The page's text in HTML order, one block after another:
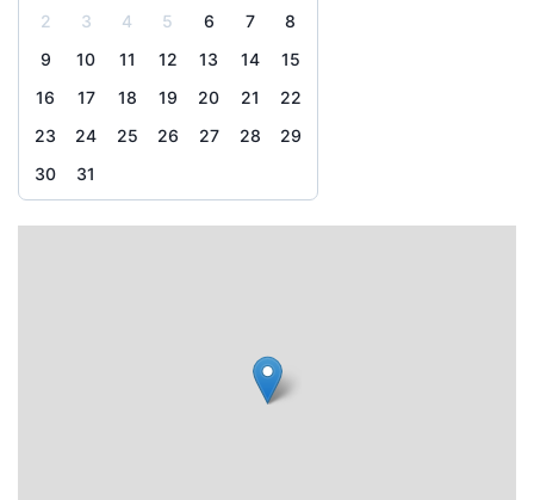
2
3 4 5 6 7
8
9
10 11 12 13 14
15
16
17 18 19 20 21
22
23
24 25 26 27 28
29
30
31